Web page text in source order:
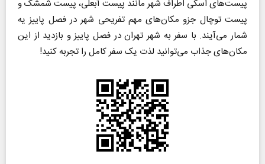
پیست‌های اسکی اطراف شهر مانند پیست آبعلی، پیست شمشک و
پیست توچال جزو مکان‌های مهم تفریحی شهر در فصل پاییز یه
شمار می‌آیند. با سفر به شهر تهران در فصل پاییز و بازدید از این
مکان‌های جذاب می‌توانید لذت یک سفر کامل را تجربه کنید!